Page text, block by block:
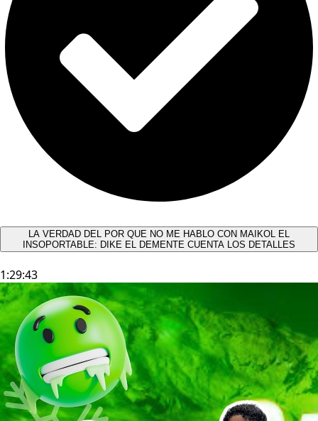
LA VERDAD DEL POR QUE NO ME HABLO CON MAIKOL EL
INSOPORTABLE: DIKE EL DEMENTE CUENTA LOS DETALLES
1:29:43